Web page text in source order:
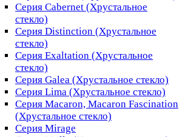
Серия Cabernet (Хрустальное
стекло)
Серия Distinction (Хрустальное
стекло)
Серия Exaltation (Хрустальное
стекло)
Серия Galea (Хрустальное стекло)
Серия Lima (Хрустальное стекло)
Серия Macaron, Macaron Fascination
(Хрустальное стекло)
Серия Mirage